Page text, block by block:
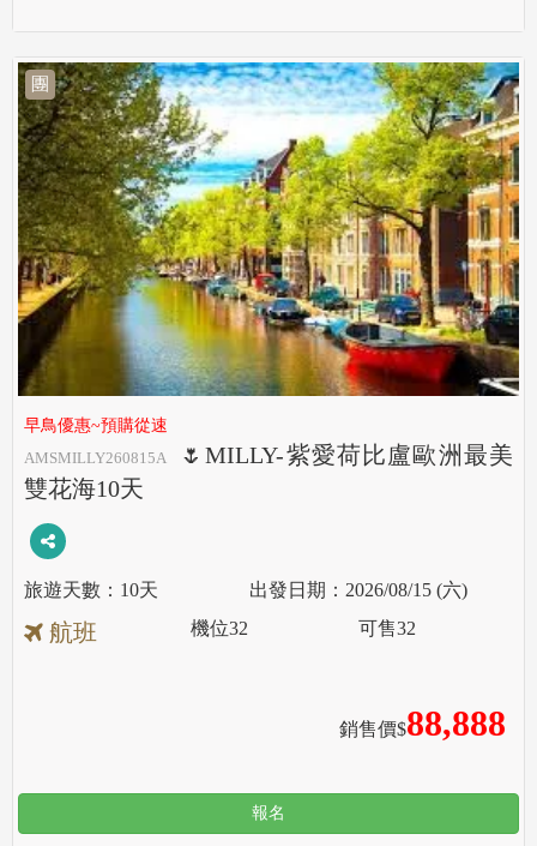
團
早鳥優惠~預購從速
AMSMILLY260815A
🌷MILLY-紫愛荷比盧歐洲最美
雙花海10天
10天 2026/08/15 (六)
航班
銷售價$88,888
機位32 可售32
報名